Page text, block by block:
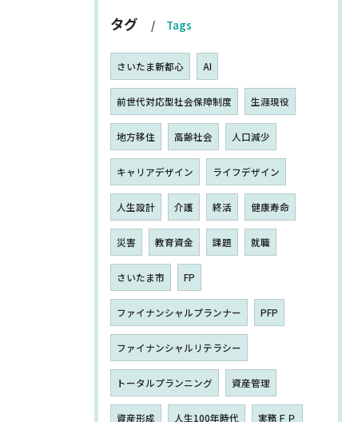
タグ Tags
さいたま新都心 AI
前世代対応型社会保障制度 生涯現役
地方移住 高齢社会 人口減少
キャリアデザイン ライフデザイン
人生設計 介護 終活 健康寿命
災害 教育資金 課題 就職
さいたま市 FP
ファイナンシャルプランナー PFP
ファイナンシャルリテラシー
トータルプランニング 資産管理
資産形成 人生100年時代 実務ＦＰ